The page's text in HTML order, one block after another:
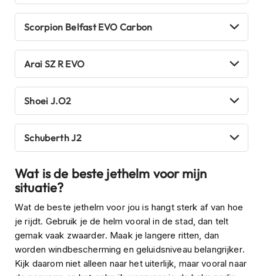
C
h
e
m
e
n
d
u
r
o
h
e
l
m
e
Scorpion Belfast EVO Carbon
Arai SZ R EVO
Shoei J.O2
Schuberth J2
Wat is de beste jethelm voor mijn
situatie?
Wat de beste jethelm voor jou is hangt sterk af van hoe
je rijdt. Gebruik je de helm vooral in de stad, dan telt
gemak vaak zwaarder. Maak je langere ritten, dan
worden windbescherming en geluidsniveau belangrijker.
Kijk daarom niet alleen naar het uiterlijk, maar vooral naar